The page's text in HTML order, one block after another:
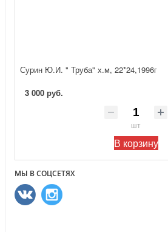
Сурин Ю.И. " Труба" х.м, 22*24,1996г
3 000 руб.
шт
В корзину
МЫ В СОЦСЕТЯХ